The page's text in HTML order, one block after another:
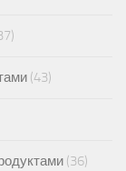
(43)
(36)